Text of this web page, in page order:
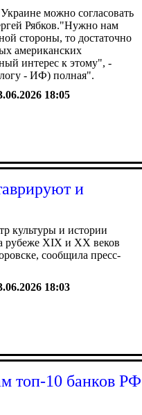
можно согласовать
Рябков."Нужно нам
стороны, то достаточно
американских
интерес к этому", -
- ИФ) полная".
18:05
и
культуры и истории
рубеже XIX и XX веков
сообщила пресс-
18:03
топ-10 банков РФ